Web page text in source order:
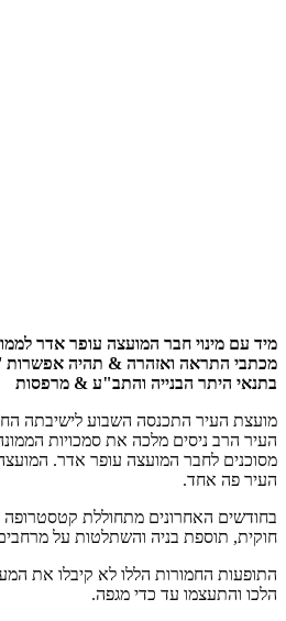
מיד עם מינוי חבר המועצה עופר אדר
מכתבי התראה ואזהרה & תהיה אפשרות
בתנאי היתר הבנייה והתב"ע & מרפסות
מועצת העיר התכנסה השבוע לישיבתה
העיר הרב ניסים מלכה את סמכויות
מסוכנים לחבר המועצה עופר אדר.
העיר פה אחד.
בחודשים האחרונים מתחוללת קטסטרופה
חוקית, תוספת בניה והשתלטות על מרחבים
התופעות החמורות הללו לא קיבלו את
הלכו והתעצמו עד כדי מגפה.